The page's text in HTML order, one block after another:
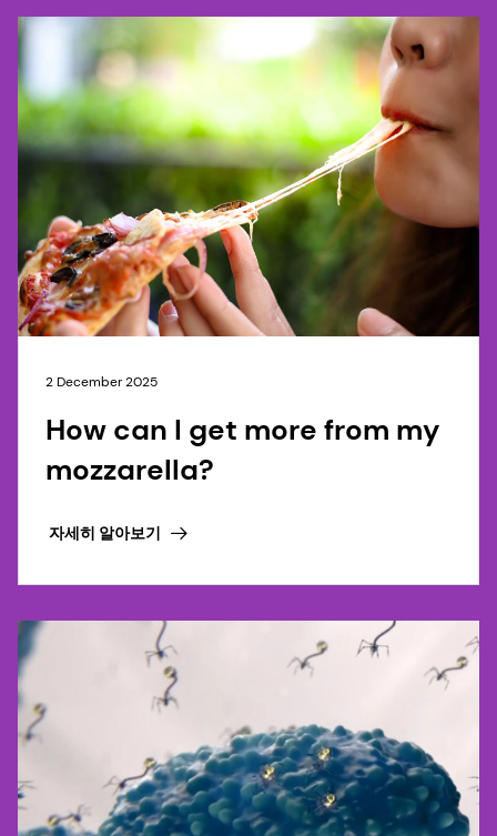
2 December 2025
How can I get more from my
mozzarella?
자세히 알아보기